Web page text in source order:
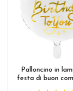
Palloncino in
festa di buon